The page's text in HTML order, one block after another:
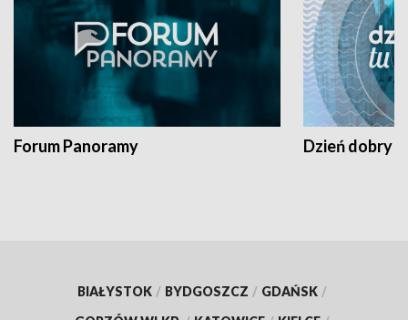
Forum Panoramy Dzień dobry
BIAŁYSTOK / BYDGOSZCZ / GDAŃSK /